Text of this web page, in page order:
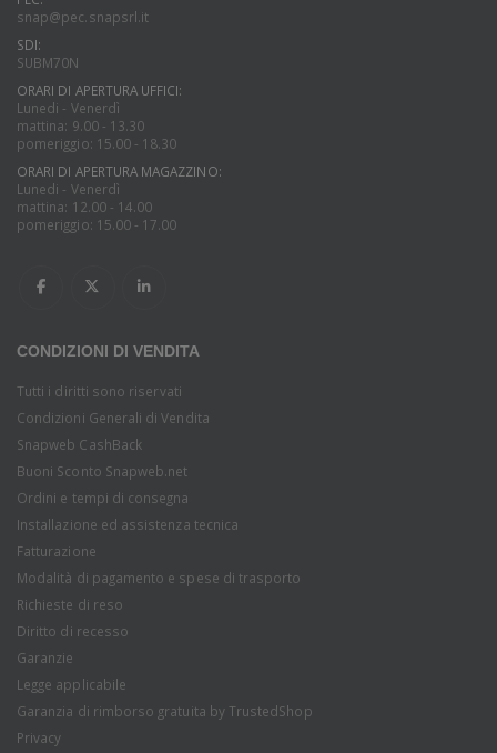
snap@pec.snapsrl.it
SDI:
SUBM70N
ORARI DI APERTURA UFFICI:
Lunedi - Venerdì
mattina: 9.00 - 13.30
pomeriggio: 15.00 - 18.30
ORARI DI APERTURA MAGAZZINO:
Lunedi - Venerdì
mattina: 12.00 - 14.00
pomeriggio: 15.00 - 17.00
CONDIZIONI DI VENDITA
Tutti i diritti sono riservati
Condizioni Generali di Vendita
Snapweb CashBack
Buoni Sconto Snapweb.net
Ordini e tempi di consegna
Installazione ed assistenza tecnica
Fatturazione
Modalità di pagamento e spese di trasporto
Richieste di reso
Diritto di recesso
Garanzie
Legge applicabile
Garanzia di rimborso gratuita by TrustedShop
Privacy